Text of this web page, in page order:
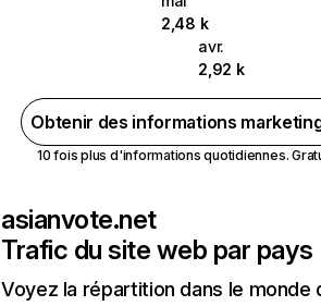
2,48 k
avr.
2,92 k
Obtenir des informations
10 fois plus d'informations quotidiennes.
asianvote.net
Trafic du site web par pays
Voyez la répartition dans le monde